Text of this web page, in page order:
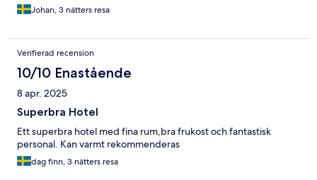
Johan, 3 nätters resa
Verifierad recension
10/10 Enastående
8 apr. 2025
Superbra Hotel
Ett superbra hotel med fina rum,bra frukost och fantastisk
personal. Kan varmt rekommenderas
dag finn, 3 nätters resa